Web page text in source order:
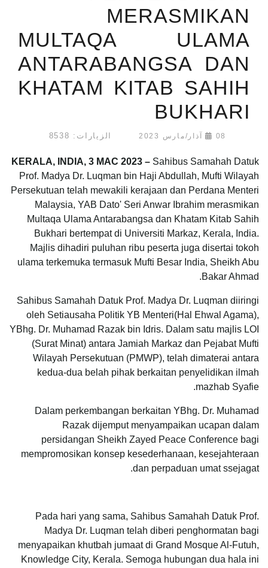
MERASMIKAN
MULTAQA ULAMA
ANTARABANGSA DAN
KHATAM KITAB SAHIH
BUKHARI
08 آذار/مارس 2023 الزيارات: 8538
KERALA, INDIA, 3 MAC 2023 – Sahibus Samahah Datuk
Prof. Madya Dr. Luqman bin Haji Abdullah, Mufti Wilayah
Persekutuan telah mewakili kerajaan dan Perdana Menteri
Malaysia, YAB Dato' Seri Anwar Ibrahim merasmikan
Multaqa Ulama Antarabangsa dan Khatam Kitab Sahih
Bukhari bertempat di Universiti Markaz, Kerala, India.
Majlis dihadiri puluhan ribu peserta juga disertai tokoh
ulama terkemuka termasuk Mufti Besar India, Sheikh Abu
Bakar Ahmad.
Sahibus Samahah Datuk Prof. Madya Dr. Luqman diiringi
oleh Setiausaha Politik YB Menteri(Hal Ehwal Agama),
YBhg. Dr. Muhamad Razak bin Idris. Dalam satu majlis LOI
(Surat Minat) antara Jamiah Markaz dan Pejabat Mufti
Wilayah Persekutuan (PMWP), telah dimaterai antara
kedua-dua belah pihak berkaitan penyelidikan ilmah
mazhab Syafie.
Dalam perkembangan berkaitan YBhg. Dr. Muhamad
Razak dijemput menyampaikan ucapan dalam
persidangan Sheikh Zayed Peace Conference bagi
mempromosikan konsep kesederhanaan, kesejahteraan
dan perpaduan umat ssejagat.
Pada hari yang sama, Sahibus Samahah Datuk Prof.
Madya Dr. Luqman telah diberi penghormatan bagi
menyapaikan khutbah jumaat di Grand Mosque Al-Futuh,
Knowledge City, Kerala. Semoga hubungan dua hala ini